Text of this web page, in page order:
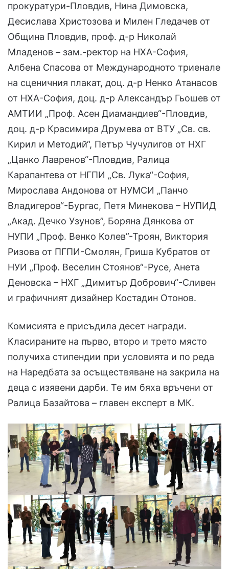
прокуратури-Пловдив, Нина Димовска,
Десислава Христозова и Милен Гледачев от
Община Пловдив, проф. д-р Николай
Младенов – зам.-ректор на НХА-София,
Албена Спасова от Международното триенале
на сценичния плакат, доц. д-р Ненко Атанасов
от НХА-София, доц. д-р Александър Гьошев от
АМТИИ „Проф. Асен Диамандиев“-Пловдив,
доц. д-р Красимира Друмева от ВТУ „Св. св.
Кирил и Методий“, Петър Чучулигов от НХГ
„Цанко Лавренов“-Пловдив, Ралица
Карапантева от НГПИ „Св. Лука“-София,
Мирослава Андонова от НУМСИ „Панчо
Владигеров“-Бургас, Петя Минекова – НУПИД
„Акад. Дечко Узунов”, Боряна Дянкова от
НУПИ „Проф. Венко Колев”-Троян, Виктория
Ризова от ПГПИ-Смолян, Гриша Кубратов от
НУИ „Проф. Веселин Стоянов“-Русе, Анета
Деновска – НХГ „Димитър Добрович“-Сливен
и графичният дизайнер Костадин Отонов.
Комисията е присъдила десет награди.
Класираните на първо, второ и трето място
получиха стипендии при условията и по реда
на Наредбата за осъществяване на закрила на
деца с изявени дарби. Те им бяха връчени от
Ралица Базайтова – главен експерт в МК.